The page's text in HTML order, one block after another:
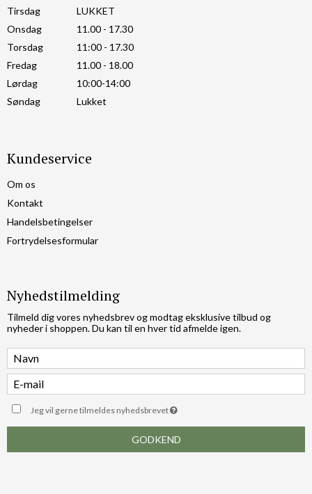
Tirsdag
LUKKET
Onsdag
11.00 - 17.30
Torsdag
11:00 - 17.30
Fredag
11.00 - 18.00
Lørdag
10:00-14:00
Søndag
Lukket
Kundeservice
Om os
Kontakt
Handelsbetingelser
Fortrydelsesformular
Nyhedstilmelding
Tilmeld dig vores nyhedsbrev og modtag eksklusive tilbud og
nyheder i shoppen. Du kan til en hver tid afmelde igen.
Jeg vil gerne tilmeldes nyhedsbrevet
GODKEND